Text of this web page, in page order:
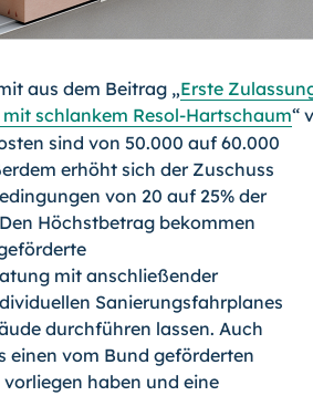
aus dem Beitrag „Erste
schlankem Resol-Hartschaum“
sind von 50.000 auf 60.000
erhöht sich der Zuschuss
von 20 auf 25% der
Höchstbetrag bekommen
mit anschließender
Sanierungsfahrplanes
durchführen lassen. Auch
einen vom Bund geförderten
haben und eine